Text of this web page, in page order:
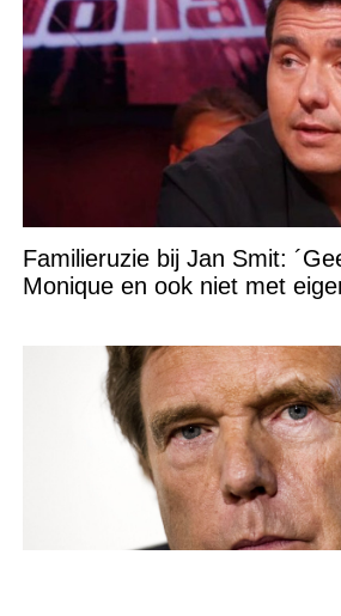
Familieruzie bij Jan Smit:
Monique en ook niet met